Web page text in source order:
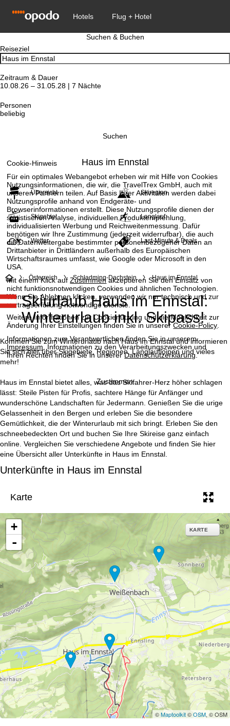
Cookie-Hinweis
Für ein optimales Webangebot erheben wir mit Hilfe von Cookies
Nutzungsinformationen, die wir, die TravelTrex GmbH, auch mit
unseren Partnern teilen. Auf Basis Ihrer Aktivitäten werden dabei
Nutzungsprofile anhand von Endgeräte- und
Browserinformationen erstellt. Diese Nutzungsprofile dienen der
statistischen Analyse, individuellen Produktempfehlung,
individualisierten Werbung und Reichweitenmessung. Dafür
benötigen wir Ihre Zustimmung (jederzeit widerrufbar), die auch
die Datenweitergabe bestimmter personenbezogener Daten an
Drittanbieter in Drittländern außerhalb des Europäischen
Wirtschaftsraumes umfasst, wie Google oder Microsoft in den
USA.
Mit einem Klick aufZustimmenakzeptieren Sie den Einsatz von
nicht funktionsnotwendigen Cookies und ähnlichen Technologien.
Wenn SieAblehnenklicken, verwenden wir nur technisch und zur
Vertragserfüllung notwendige Dienste.
Weitere Informationen zur Cookienutzung und die Möglichkeit zur
Änderung Ihrer Einstellungen finden Sie in unsererCookie-Policy
Informationen zum Verantwortlichen finden Sie in unserem
Impressum . Informationen zu den Verarbeitungszwecken und
Ihren Rechten finden Sie in unsererDatenschutzerklärung.
Zustimmen
Suchen & Buchen
Reiseziel
Zeitraum & Dauer
10.08.26 – 31.05.28 | 7 Nächte
Personen
beliebig
Suchen
Haus im Ennstal
Übersicht Skiregion
Skigebiet Langlauf
Wetter Last-Minute & Deals
S
t
a
r
t
s
e
i
t
e
Österreich Schladming-Dachstein Haus im Ennstal
Skiurlaub Haus im Ennstal:
Winterurlaub inkl. Skipass!
Kommen Sie zum Winterurlaub nach Haus im Ennstal und informieren
Sie sich hier über Skigebiete, Regionen, Langlaufloipen und vieles
mehr!
Haus im Ennstal bietet alles, was das Skifahrer-Herz höher schlagen
lässt: Steile Pisten für Profis, sachtere Hänge für Anfänger und
wunderschöne Landschaften für Jedermann. Genießen Sie die urige
Gelassenheit in den Bergen und erleben Sie die besondere
Gemütlichkeit, die der Winterurlaub mit sich bringt. Erleben Sie den
schneebedeckten Ort und buchen Sie Ihre Skireise ganz einfach
online. Vergleichen Sie verschiedene Angebote und finden Sie hier
eine Übersicht aller Unterkünfte in Haus im Ennstal.
Unterkünfte in Haus im Ennstal
Karte
+
-
KARTE
©Maptoolkit©OSM, © OSM